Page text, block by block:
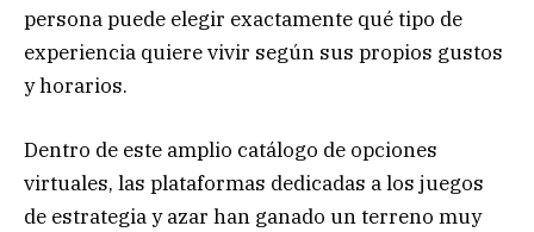
persona puede elegir exactamente qué tipo de
experiencia quiere vivir según sus propios gustos
y horarios.
Dentro de este amplio catálogo de opciones
virtuales, las plataformas dedicadas a los juegos
de estrategia y azar han ganado un terreno muy